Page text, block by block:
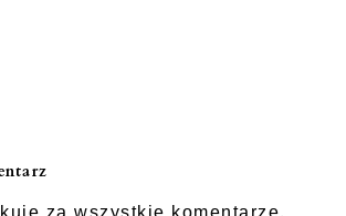
za wszystkie komentarze,